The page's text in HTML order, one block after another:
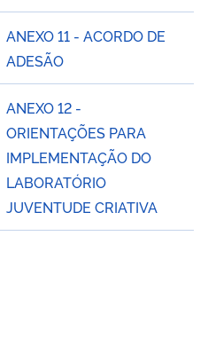
ANEXO 11 - ACORDO DE
ADESÃO
ANEXO 12 -
ORIENTAÇÕES PARA
IMPLEMENTAÇÃO DO
LABORATÓRIO
JUVENTUDE CRIATIVA